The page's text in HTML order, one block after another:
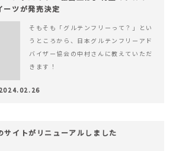
ーツが発売決定
そもそも「グルテンフリーって？」とい
うところから、日本グルテンフリーアド
バイザー協会の中村さんに教えていただ
きます！
2024.02.26
サイトがリニューアルしました